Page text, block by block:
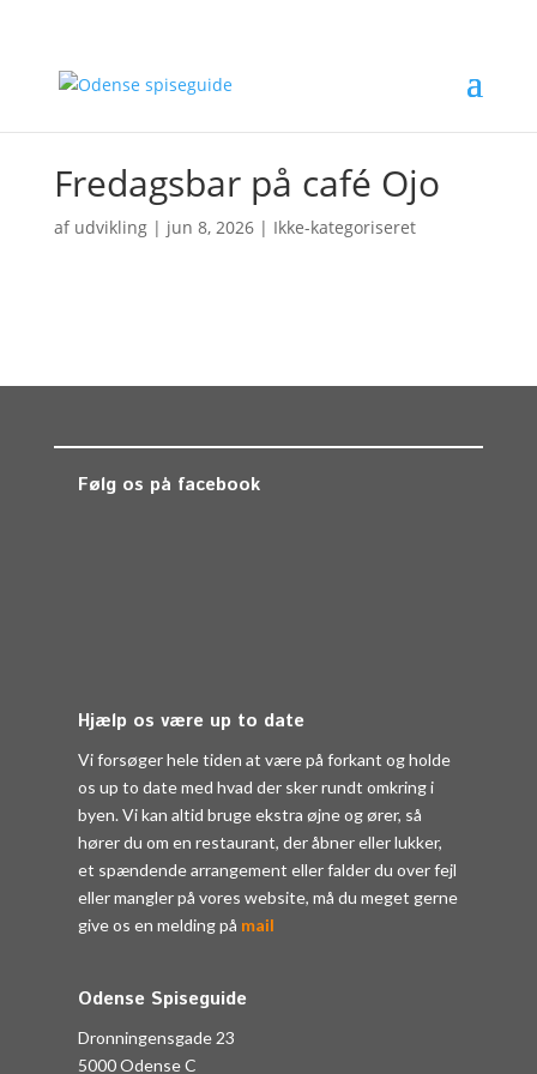
Fredagsbar på café Ojo
af udvikling| jun 8, 2026| Ikke-kategoriseret
Følg os på facebook
Hjælp os være up to date
Vi forsøger hele tiden at være på forkant og holde
os up to date med hvad der sker rundt omkring i
byen. Vi kan altid bruge ekstra øjne og ører, så
hører du om en restaurant, der åbner eller lukker,
et spændende arrangement eller falder du over fejl
eller mangler på vores website, må du meget gerne
give os en melding på mail
Odense Spiseguide
Dronningensgade 23
5000 Odense C